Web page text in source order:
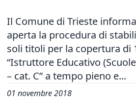
Il Comune di Trieste
aperta la procedura di
soli titoli per la copertura di
“Istruttore Educativo
– cat. C” a tempo pieno e...
01 novembre 2018